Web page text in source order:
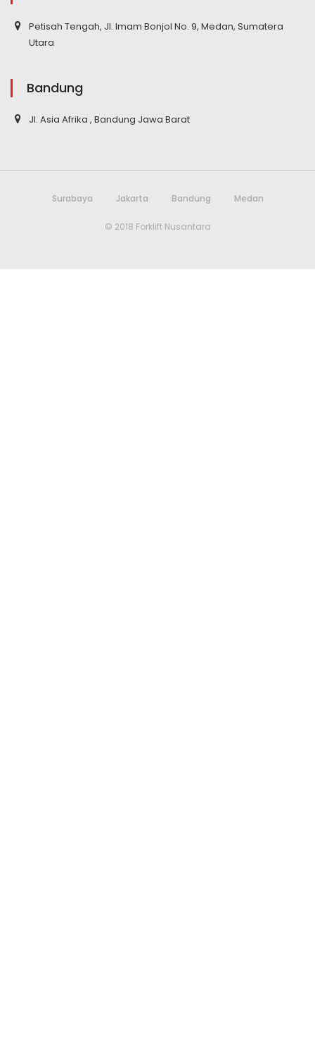
Petisah Tengah, Jl. Imam Bonjol No. 9, Medan, Sumatera
Utara
Bandung
Jl. Asia Afrika , Bandung Jawa Barat
Surabaya Jakarta Bandung Medan
© 2018 Forklift Nusantara